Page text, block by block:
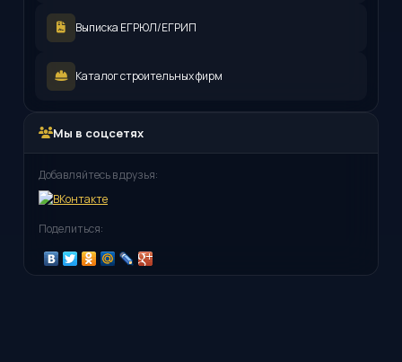
Выписка ЕГРЮЛ/ЕГРИП
Каталог строительных фирм
Мы в соцсетях
Добавляйтесь в друзья:
Поделиться: